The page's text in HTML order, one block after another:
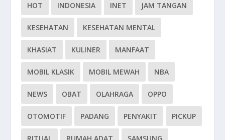
HOT INDONESIA INET JAM TANGAN
KESEHATAN KESEHATAN MENTAL
KHASIAT KULINER MANFAAT
MOBIL KLASIK MOBIL MEWAH NBA
NEWS OBAT OLAHRAGA OPPO
OTOMOTIF PADANG PENYAKIT PICKUP